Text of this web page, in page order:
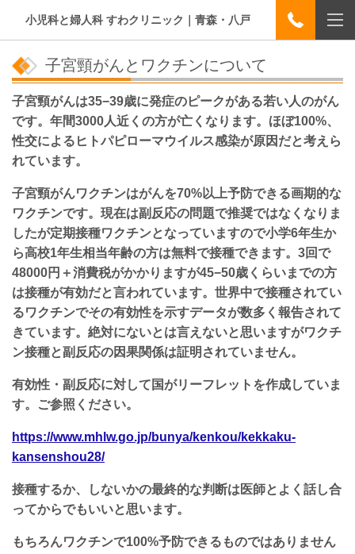
小児科と婦人科 すわクリニック｜青森・八戸
子宮頸がんとワクチンについて
子宮頸がんは35−39歳に発症のピークがある若い人のがん
です。年間3000人近くの方が亡くなります。ほぼ100%、
性交によるヒトパピローマウイルス感染が原因だと考えら
れています。
子宮頸がんワクチンはがんを70%以上予防できる画期的な
ワクチンです。現在は副反応の問題で推奨ではなくなりま
したが定期接種ワクチンとなっていますので小学6年生か
ら高校1年生相当年齢の方は無料で接種できます。3回で
48000円＋消費税がかかりますが45−50歳くらいまでの方
は接種が有効だと言われています。世界中で接種されてい
るワクチンでその有効性を示すデータが数多く報告されて
きています。絶対にないとは言えないと思いますがワクチ
ン接種と副反応の因果関係は証明されていません。
有効性・副反応に対して国がリーフレットを作成していま
す。ご参照ください。
https://www.mhlw.go.jp/bunya/kenkou/kekkaku-
kansenshou28/
接種するか、しないかの最終的な判断は医師とよく話し合
ってからでもいいと思います。
もちろんワクチンで100%予防できるものではありません